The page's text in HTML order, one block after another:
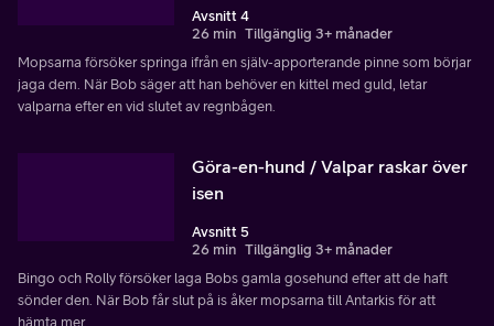
Avsnitt 4
26 min Tillgänglig 3+ månader
Mopsarna försöker springa ifrån en själv-apporterande pinne som börjar
jaga dem. När Bob säger att han behöver en kittel med guld, letar
valparna efter en vid slutet av regnbågen.
Göra-en-hund / Valpar raskar över
isen
Avsnitt 5
26 min Tillgänglig 3+ månader
Bingo och Rolly försöker laga Bobs gamla gosehund efter att de haft
sönder den. När Bob får slut på is åker mopsarna till Antarkis för att
hämta mer.